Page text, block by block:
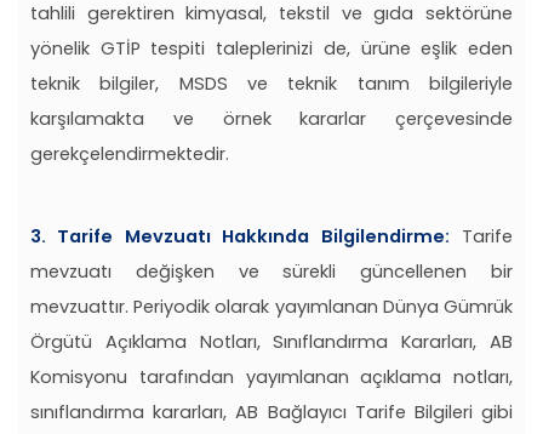
tahlili gerektiren kimyasal, tekstil ve gıda sektörüne
yönelik GTİP tespiti taleplerinizi de, ürüne eşlik eden
teknik bilgiler, MSDS ve teknik tanım bilgileriyle
karşılamakta ve örnek kararlar çerçevesinde
gerekçelendirmektedir.
3. Tarife Mevzuatı Hakkında Bilgilendirme: Tarife
mevzuatı değişken ve sürekli güncellenen bir
mevzuattır. Periyodik olarak yayımlanan Dünya Gümrük
Örgütü Açıklama Notları, Sınıflandırma Kararları, AB
Komisyonu tarafından yayımlanan açıklama notları,
sınıflandırma kararları, AB Bağlayıcı Tarife Bilgileri gibi